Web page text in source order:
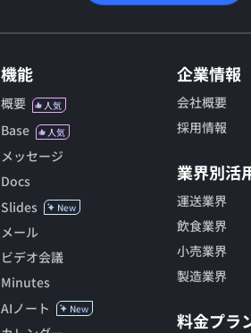
機能
概要 人気
Base 人気
メッセージ
Docs
Slides
New
メール
ビデオ会議
Minutes
AIノート
New
企業情報
会社概要
採用情報
業界別活
運送業界
飲食業界
小売業界
製造業界
料金プラ